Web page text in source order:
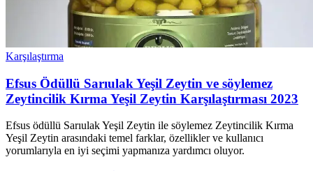
Karşılaştırma
Efsus Ödüllü Sarıulak Yeşil Zeytin ve söylemez
Zeytincilik Kırma Yeşil Zeytin Karşılaştırması 2023
Efsus ödüllü Sarıulak Yeşil Zeytin ile söylemez Zeytincilik Kırma
Yeşil Zeytin arasındaki temel farklar, özellikler ve kullanıcı
yorumlarıyla en iyi seçimi yapmanıza yardımcı oluyor.